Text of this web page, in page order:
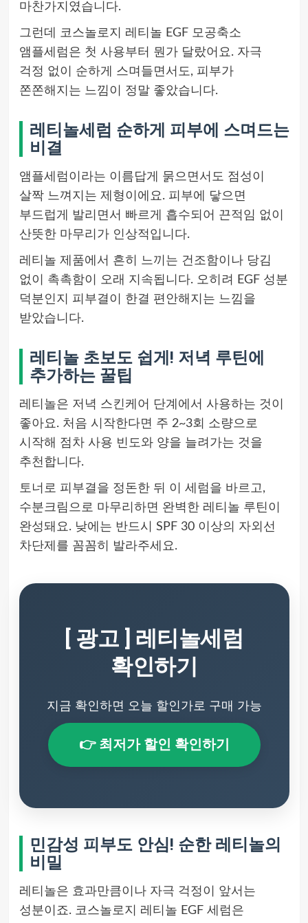
마찬가지였습니다.
그런데 코스놀로지 레티놀 EGF 모공축소
앰플세럼은 첫 사용부터 뭔가 달랐어요. 자극
걱정 없이 순하게 스며들면서도, 피부가
쫀쫀해지는 느낌이 정말 좋았습니다.
레티놀세럼 순하게 피부에 스며드는
비결
앰플세럼이라는 이름답게 묽으면서도 점성이
살짝 느껴지는 제형이에요. 피부에 닿으면
부드럽게 발리면서 빠르게 흡수되어 끈적임 없이
산뜻한 마무리가 인상적입니다.
레티놀 제품에서 흔히 느끼는 건조함이나 당김
없이 촉촉함이 오래 지속됩니다. 오히려 EGF 성분
덕분인지 피부결이 한결 편안해지는 느낌을
받았습니다.
레티놀 초보도 쉽게! 저녁 루틴에
추가하는 꿀팁
레티놀은 저녁 스킨케어 단계에서 사용하는 것이
좋아요. 처음 시작한다면 주 2~3회 소량으로
시작해 점차 사용 빈도와 양을 늘려가는 것을
추천합니다.
토너로 피부결을 정돈한 뒤 이 세럼을 바르고,
수분크림으로 마무리하면 완벽한 레티놀 루틴이
완성돼요. 낮에는 반드시 SPF 30 이상의 자외선
차단제를 꼼꼼히 발라주세요.
[ 광고 ] 레티놀세럼
확인하기
지금 확인하면 오늘 할인가로 구매 가능
👉 최저가 할인 확인하기
민감성 피부도 안심! 순한 레티놀의
비밀
레티놀은 효과만큼이나 자극 걱정이 앞서는
성분이죠. 코스놀로지 레티놀 EGF 세럼은